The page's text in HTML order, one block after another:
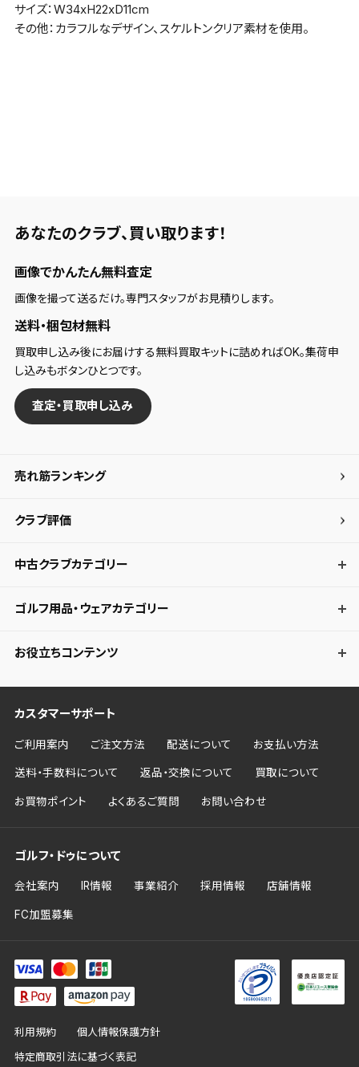
サイズ：W34xH22xD11cm
その他：カラフルなデザイン、スケルトンクリア素材を使用。
あなたのクラブ、 買い取ります！
画像でかんたん無料査定
画像を撮って送るだけ。専門スタッフがお見積りします。
送料・梱包材無料
買取申し込み後にお届けする無料買取キットに詰めればOK。集荷申
し込みもボタンひとつです。
査定・買取申し込み
売れ筋ランキング
クラブ評価
中古クラブカテゴリー
ゴルフ用品・ウェアカテゴリー
お役立ちコンテンツ
カスタマーサポート
ご利用案内 ご注文方法 配送について お支払い方法
送料・手数料について 返品・交換について 買取について
お買物ポイント よくあるご質問 お問い合わせ
ゴルフ・ドゥについて
会社案内 IR情報 事業紹介 採用情報 店舗情報
FC加盟募集
利用規約 個人情報保護方針
特定商取引法に基づく表記